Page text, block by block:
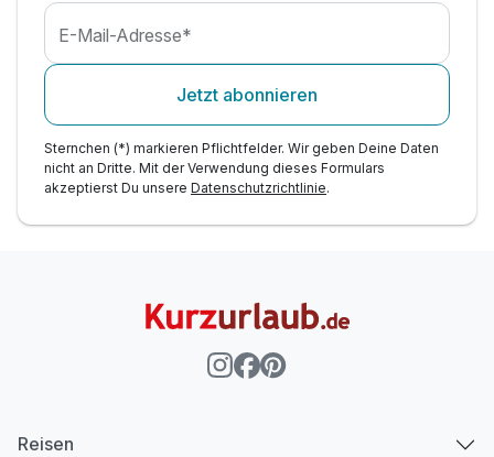
E-Mail-Adresse*
Jetzt abonnieren
Sternchen (*) markieren Pflichtfelder. Wir geben Deine Daten
nicht an Dritte. Mit der Verwendung dieses Formulars
akzeptierst Du unsere Datenschutzrichtlinie.
Reisen